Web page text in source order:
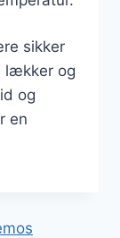
sikker
lækker og
og
en